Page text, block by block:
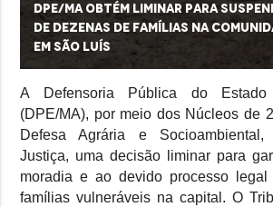
DPE/MA obtém liminar para
de dezenas de famílias na
em São Luís
A Defensoria Pública do
(DPE/MA), por meio dos Núcleos de
Defesa Agrária e
Justiça, uma decisão liminar para
moradia e ao devido processo
famílias vulneráveis na capital. O